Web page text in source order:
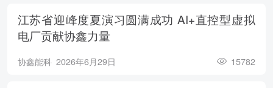
江苏省迎峰度夏演习圆满成功 AI+直控型虚拟
电厂贡献协鑫力量
协鑫能科 2026年6月29日 15782